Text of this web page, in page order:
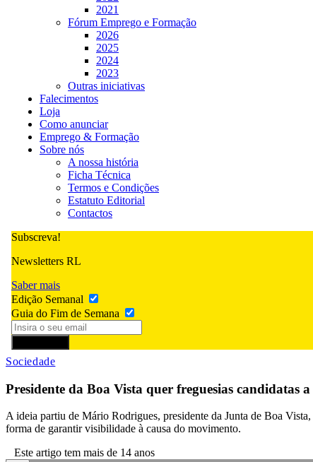
2021
Fórum Emprego e Formação
2026
2025
2024
2023
Outras iniciativas
Falecimentos
Loja
Como anunciar
Emprego & Formação
Sobre nós
A nossa história
Ficha Técnica
Termos e Condições
Estatuto Editorial
Contactos
Subscreva!
Newsletters RL
Saber mais
Edição Semanal
Guia do Fim de Semana
Sociedade
Presidente da Boa Vista quer freguesias candidatas
A ideia partiu de Mário Rodrigues, presidente da Junta de Boa
forma de garantir visibilidade à causa do movimento.
Este artigo tem mais de 14 anos